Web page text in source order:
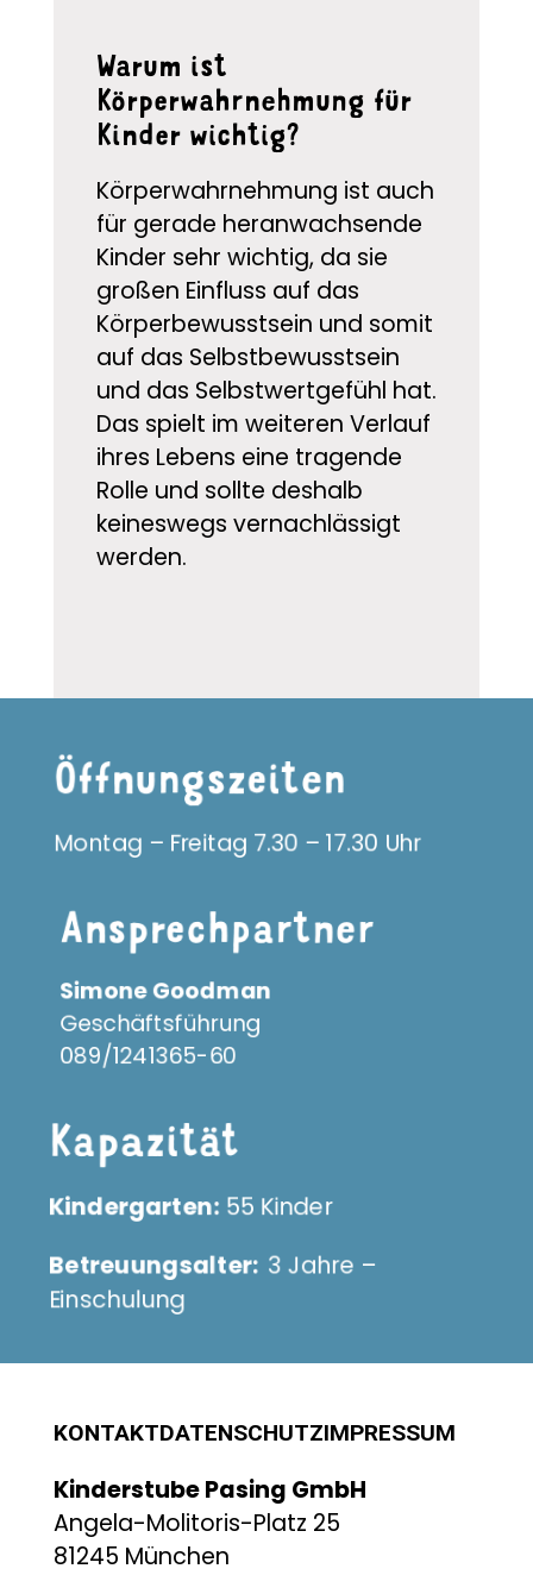
Warum ist
Körperwahrnehmung für
Kinder wichtig?
Körperwahrnehmung ist auch
für gerade heranwachsende
Kinder sehr wichtig, da sie
großen Einfluss auf das
Körperbewusstsein und somit
auf das Selbstbewusstsein
und das Selbstwertgefühl hat.
Das spielt im weiteren Verlauf
ihres Lebens eine tragende
Rolle und sollte deshalb
keineswegs vernachlässigt
werden.
Öffnungs­zeiten
Montag – Freitag 7.30 – 17.30 Uhr
Ansprech­partner
Simone Goodman
Geschäftsführung
089/1241365-60
Kapazität
Kindergarten: 55 Kinder
Betreuungsalter: 3 Jahre –
Einschulung
KONTAKTDATENSCHUTZIMPRESSUM
Kinderstube Pasing GmbH
Angela-Molitoris-Platz 25
81245 München